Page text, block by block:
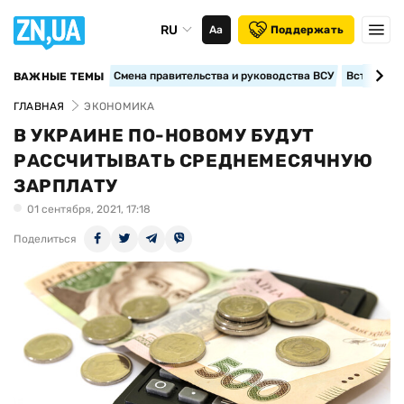
RU Аа Поддержать
ВАЖНЫЕ ТЕМЫ Смена правительства и руководства ВСУ
ГЛАВНАЯ ЭКОНОМИКА
В УКРАИНЕ ПО-НОВОМУ БУДУТ
РАССЧИТЫВАТЬ СРЕДНЕМЕСЯЧНУЮ
ЗАРПЛАТУ
01 сентября, 2021, 17:18
Поделиться